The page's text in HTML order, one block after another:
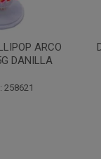
ARCO
DANILL
258622